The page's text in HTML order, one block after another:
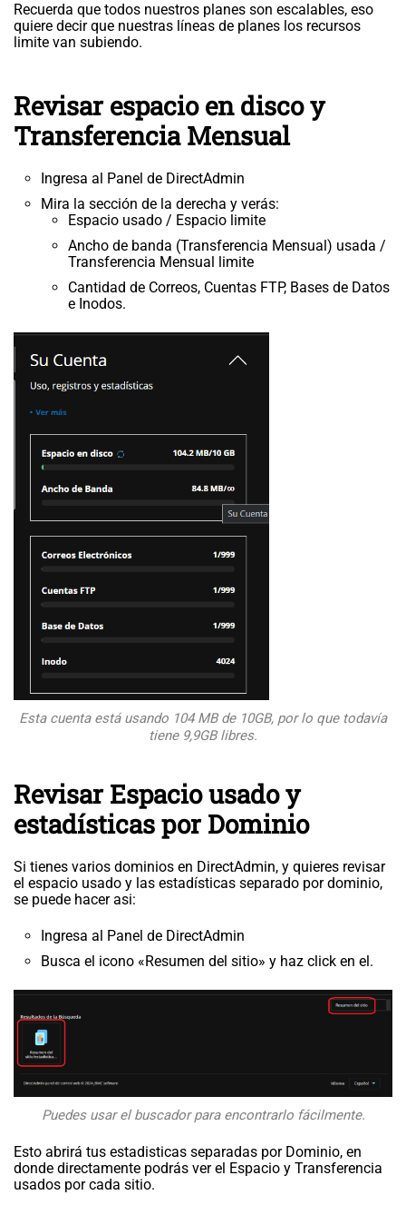
Recuerda que todos nuestros planes son escalables, eso
quiere decir que nuestras líneas de planes los recursos
limite van subiendo.
Revisar espacio en disco y
Transferencia Mensual
Ingresa al Panel de DirectAdmin
Mira la sección de la derecha y verás:
Espacio usado / Espacio limite
Ancho de banda (Transferencia Mensual) usada /
Transferencia Mensual limite
Cantidad de Correos, Cuentas FTP, Bases de Datos
e Inodos.
Esta cuenta está usando 104 MB de 10GB, por lo que todavía
tiene 9,9GB libres.
Revisar Espacio usado y
estadísticas por Dominio
Si tienes varios dominios en DirectAdmin, y quieres revisar
el espacio usado y las estadísticas separado por dominio,
se puede hacer asi:
Ingresa al Panel de DirectAdmin
Busca el icono «Resumen del sitio» y haz click en el.
Puedes usar el buscador para encontrarlo fácilmente.
Esto abrirá tus estadisticas separadas por Dominio, en
donde directamente podrás ver el Espacio y Transferencia
usados por cada sitio.